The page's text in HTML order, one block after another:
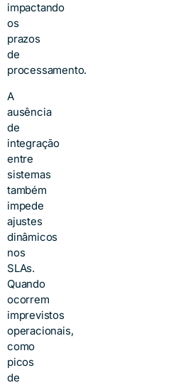
impactando
os
prazos
de
processamento.
A
ausência
de
integração
entre
sistemas
também
impede
ajustes
dinâmicos
nos
SLAs.
Quando
ocorrem
imprevistos
operacionais,
como
picos
de